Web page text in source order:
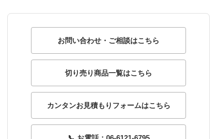
お問い合わせ・ご相談はこちら
切り売り商品一覧はこちら
カンタンお見積もりフォームはこちら